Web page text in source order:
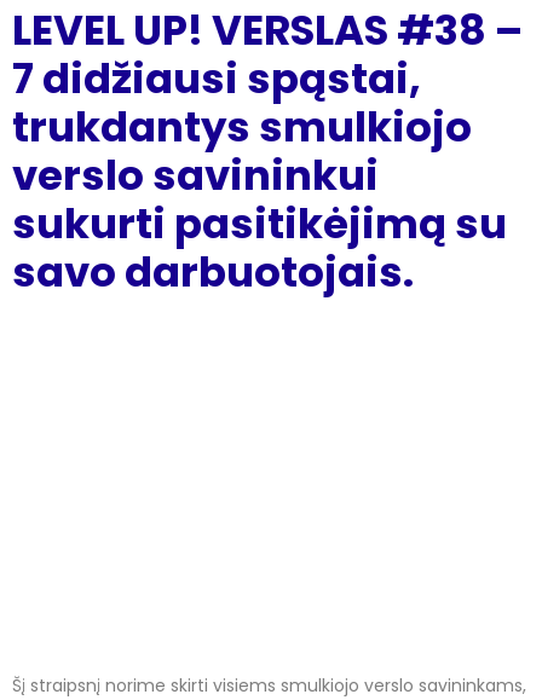
LEVEL UP! VERSLAS #38 –
7 didžiausi spąstai,
trukdantys smulkiojo
verslo savininkui
sukurti pasitikėjimą su
savo darbuotojais.
Šį straipsnį norime skirti visiems smulkiojo verslo savininkams,